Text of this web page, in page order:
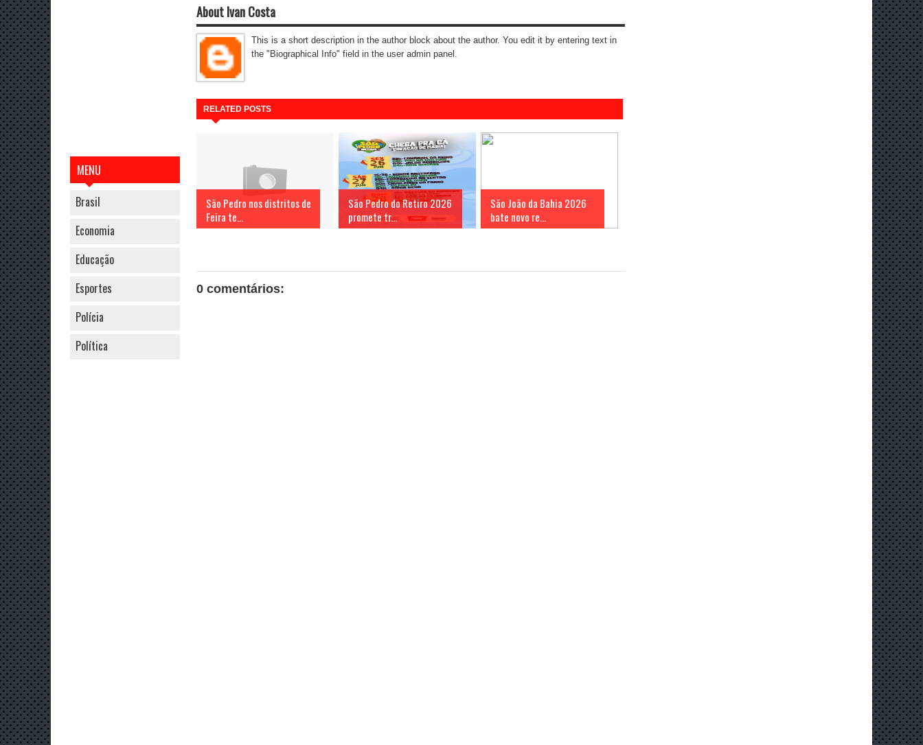
MENU
Brasil
Economia
Educação
Esportes
Polícia
Política
About Ivan Costa
This is a short description in the author block about the author. You edit it by entering text in
the "Biographical Info" field in the user admin panel.
RELATED POSTS
São Pedro nos distritos de
Feira te...
São Pedro do Retiro 2026
promete tr...
São João da Bahia 2026
bate novo re...
0 comentários: